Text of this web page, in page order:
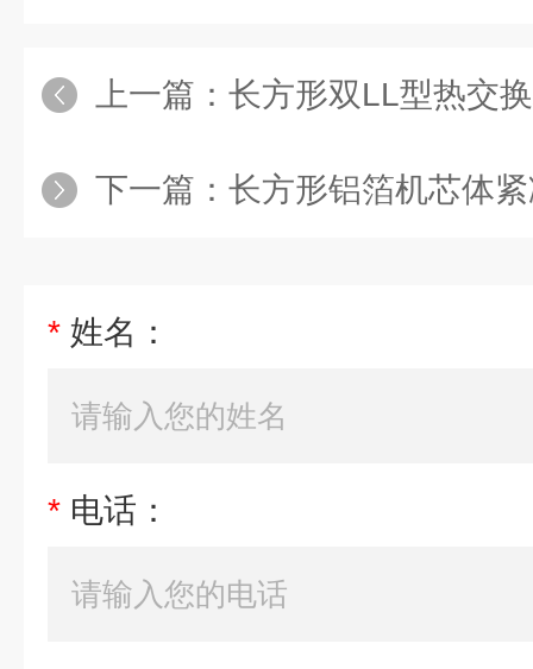
上一篇： 长方形双LL型热交
下一篇： 长方形铝箔机芯体
* 姓名：
* 电话：